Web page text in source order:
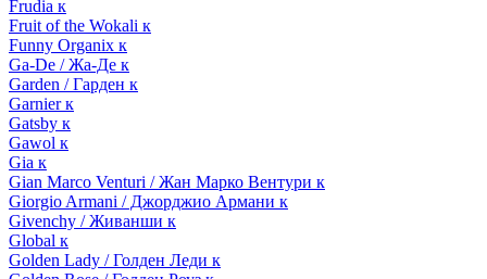
Frudia к
Fruit of the Wokali к
Funny Organix к
Ga-De / Жа-Де к
Garden / Гарден к
Garnier к
Gatsby к
Gawol к
Gia к
Gian Marco Venturi / Жан Марко Вентури к
Giorgio Armani / Джорджио Армани к
Givenchy / Живанши к
Global к
Golden Lady / Голден Леди к